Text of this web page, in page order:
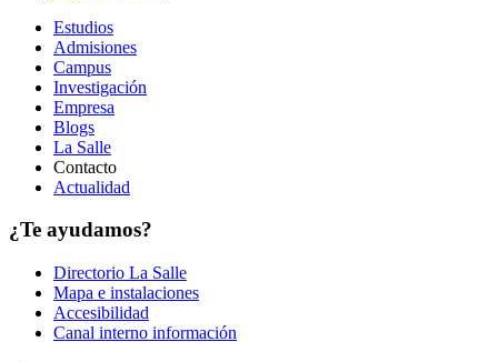
Estudios
Admisiones
Campus
Investigación
Empresa
Blogs
La Salle
Contacto
Actualidad
¿Te ayudamos?
Directorio La Salle
Mapa e instalaciones
Accesibilidad
Canal interno información